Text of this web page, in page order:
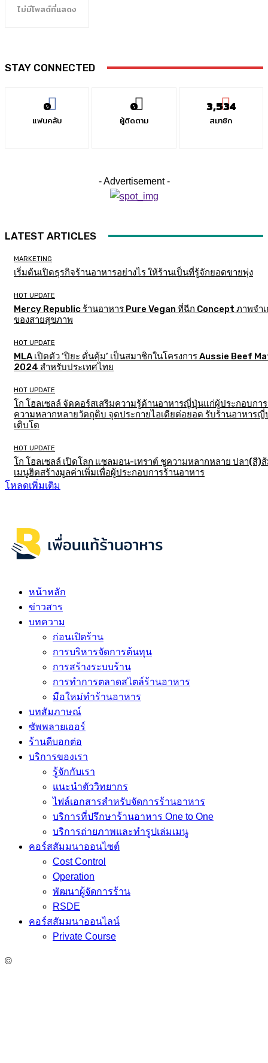
ไม่มีโพสต์ที่แสดง
STAY CONNECTED
0
แฟนคลับ
0
ผู้ติดตาม
3,534
สมาชิก
- Advertisement -
LATEST ARTICLES
MARKETING
เริ่มต้นเปิดธุรกิจร้านอาหารอย่างไร ให้ร้านเป็นที่รู้จักยอดขายพุ่ง
HOT UPDATE
Mercy Republic ร้านอาหาร Pure Vegan ที่ฉีก Concept ภาพจำเ
ของสายสุขภาพ
HOT UPDATE
MLA เปิดตัว ‘ปิยะ ดั่นคุ้ม’ เป็นสมาชิกในโครงการ Aussie Beef
2024 สำหรับประเทศไทย
HOT UPDATE
โก โฮลเซลล์ จัดคอร์สเสริมความรู้ด้านอาหารญี่ปุ่นแก่ผู้ประกอบกา
ความหลากหลายวัตถุดิบ จุดประกายไอเดียต่อยอด รับร้านอาหาร
เติบโต
HOT UPDATE
โก โฮลเซลล์ เปิดโลก แซลมอน-เทราต์ ชูความหลากหลาย ปลา(สี)
เมนูฮิตสร้างมูลค่าเพิ่มเพื่อผู้ประกอบการร้านอาหาร
โหลดเพิ่มเติม
หน้าหลัก
ข่าวสาร
บทความ
ก่อนเปิดร้าน
การบริหารจัดการต้นทุน
การสร้างระบบร้าน
การทำการตลาดสไตล์ร้านอาหาร
มือใหม่ทำร้านอาหาร
บทสัมภาษณ์
ซัพพลายเออร์
ร้านดีบอกต่อ
บริการของเรา
รู้จักกับเรา
แนะนำตัววิทยากร
ไฟล์เอกสารสำหรับจัดการร้านอาหาร
บริการที่ปรึกษาร้านอาหาร One to One
บริการถ่ายภาพและทำรูปเล่มเมนู
คอร์สสัมมนาออนไซต์
Cost Control
Operation
พัฒนาผู้จัดการร้าน
RSDE
คอร์สสัมมนาออนไลน์
Private Course
©